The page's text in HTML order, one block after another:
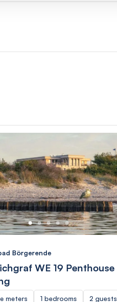
Börgerende
WE 19 Penthouse
meters 1 bedrooms 2 guests